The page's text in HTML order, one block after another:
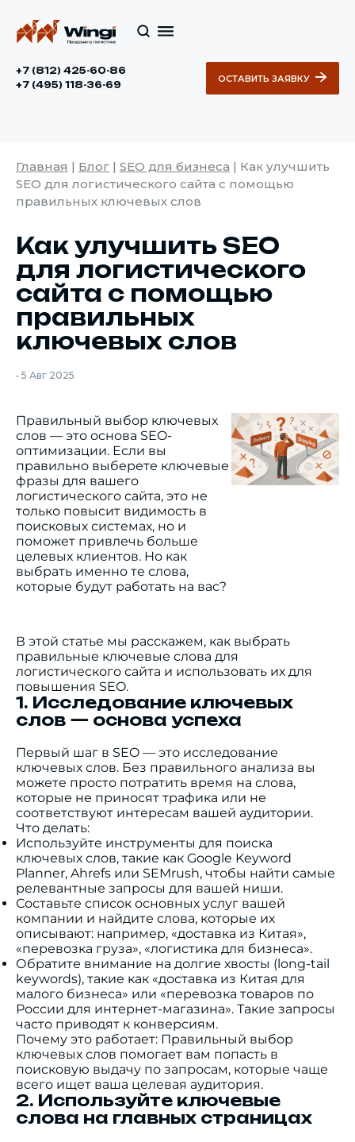
+7 (812) 425-60-86
+7 (495) 118-36-69
ОСТАВИТЬ ЗАЯВКУ
Главная | Блог | SEO для бизнеса | Как улучшить
SEO для логистического сайта с помощью
правильных ключевых слов
Как улучшить SEO
для логистического
сайта с помощью
правильных
ключевых слов
• 5 Авг 2025
Правильный выбор ключевых
слов — это основа SEO-
оптимизации. Если вы
правильно выберете ключевые
фразы для вашего
логистического сайта, это не
только повысит видимость в
поисковых системах, но и
поможет привлечь больше
целевых клиентов. Но как
выбрать именно те слова,
которые будут работать на вас?
В этой статье мы расскажем, как выбрать
правильные ключевые слова для
логистического сайта и использовать их для
повышения SEO.
1. Исследование ключевых
слов — основа успеха
Первый шаг в SEO — это исследование
ключевых слов. Без правильного анализа вы
можете просто потратить время на слова,
которые не приносят трафика или не
соответствуют интересам вашей аудитории.
Что делать:
Используйте инструменты для поиска
ключевых слов, такие как Google Keyword
Planner, Ahrefs или SEMrush, чтобы найти самые
релевантные запросы для вашей ниши.
Составьте список основных услуг вашей
компании и найдите слова, которые их
описывают: например, «доставка из Китая»,
«перевозка груза», «логистика для бизнеса».
Обратите внимание на долгие хвосты (long-tail
keywords), такие как «доставка из Китая для
малого бизнеса» или «перевозка товаров по
России для интернет-магазина». Такие запросы
часто приводят к конверсиям.
Почему это работает: Правильный выбор
ключевых слов помогает вам попасть в
поисковую выдачу по запросам, которые чаще
всего ищет ваша целевая аудитория.
2. Используйте ключевые
слова на главных страницах